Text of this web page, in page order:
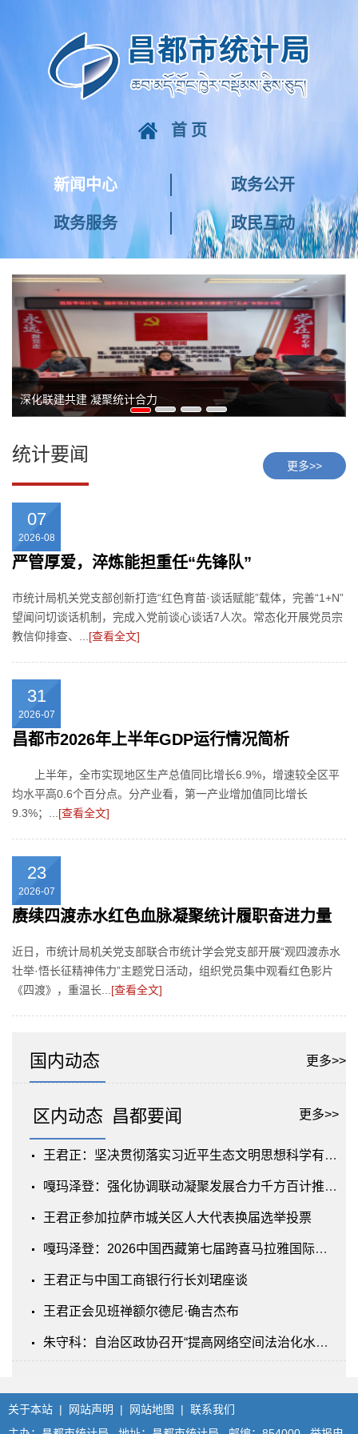
首页
新闻中心 政务公开
政务服务 政民互动
深化联建共建 凝聚统计合力
统计要闻
更多>>
07
2026-08
严管厚爱，淬炼能担重任“先锋队”
市统计局机关党支部创新打造“红色育苗·谈话赋能”载体，完善“1+N”
望闻问切谈话机制，完成入党前谈心谈话7人次。常态化开展党员宗
教信仰排查、... [查看全文]
31
2026-07
昌都市2026年上半年GDP运行情况简析
上半年，全市实现地区生产总值同比增长6.9%，增速较全区平
均水平高0.6个百分点。分产业看，第一产业增加值同比增长
9.3%；... [查看全文]
23
2026-07
赓续四渡赤水红色血脉凝聚统计履职奋进力量
近日，市统计局机关党支部联合市统计学会党支部开展“观四渡赤水
壮举·悟长征精神伟力”主题党日活动，组织党员集中观看红色影片
《四渡》，重温长... [查看全文]
国内动态 更多>>
区内动态 昌都要闻 更多>>
王君正：坚决贯彻落实习近平生态文明思想科学有序推进国土绿化工作努力创建国家生...
嘎玛泽登：强化协调联动凝聚发展合力千方百计推动农牧业增效益农牧民增收入农牧区...
王君正参加拉萨市城关区人大代表换届选举投票
嘎玛泽登：2026中国西藏第七届跨喜马拉雅国际公路自行车极限赛闭幕式暨颁奖仪式在...
王君正与中国工商银行行长刘珺座谈
王君正会见班禅额尔德尼·确吉杰布
朱守科：自治区政协召开“提高网络空间法治化水平助力营造健康向上的网络生态”专...
关于本站 | 网站声明 | 网站地图 | 联系我们